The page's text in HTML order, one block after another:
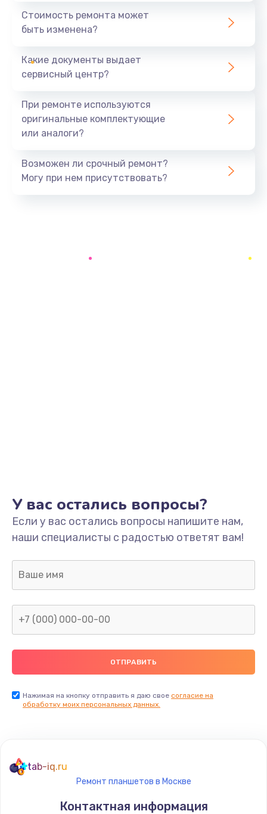
550 руб.
Ремонт экрана
Замена кнопки питания
Заказать
Ремонт микросхемы NFC
Замена микросхемы NFC
1100 руб.
Заказать
Ремонт или замена флоуметра
2000 руб.
Заказать
2000 руб.
Стоимость ремонта может
быть изменена?
Какие документы выдает
сервисный центр?
При ремонте используются
оригинальные комплектующие
или аналоги?
Возможен ли срочный ремонт?
Могу при нем присутствовать?
У вас остались вопросы?
Если у вас остались вопросы напишите нам,
наши специалисты с радостью ответят вам!
Нажимая на кнопку отправить я даю свое согласие на
обработку моих персональных данных.
tab-iq.ru
Ремонт планшетов в Москве
Контактная информация